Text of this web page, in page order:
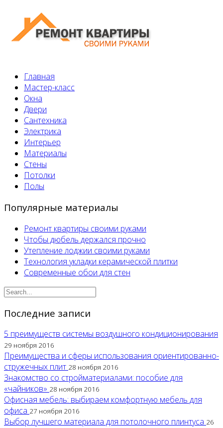
Главная
Мастер-класс
Окна
Двери
Сантехника
Электрика
Интерьер
Материалы
Стены
Потолки
Полы
Популярные материалы
Ремонт квартиры своими руками
Чтобы дюбель держался прочно
Утепление лоджии своими руками
Технология укладки керамической плитки
Современные обои для стен
Последние записи
5 преимуществ системы воздушного кондиционирования
29 ноября 2016
Преимущества и сферы использования ориентированно-
стружечных плит 28 ноября 2016
Знакомство со стройматериалами: пособие для
«чайников» 28 ноября 2016
Офисная мебель: выбираем комфортную мебель для
офиса 27 ноября 2016
Выбор лучшего материала для потолочного плинтуса 26